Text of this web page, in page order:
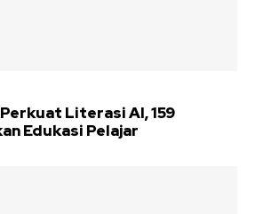
Literasi AI, 159
Edukasi Pelajar